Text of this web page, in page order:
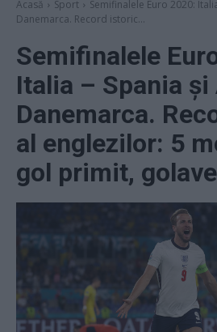
Acasă Sport
Semifinalele Euro 2020:
Danemarca. Record istoric...
Semifinalele
Italia – Spania și
Danemarca.
al englezilor: 5
gol primit,